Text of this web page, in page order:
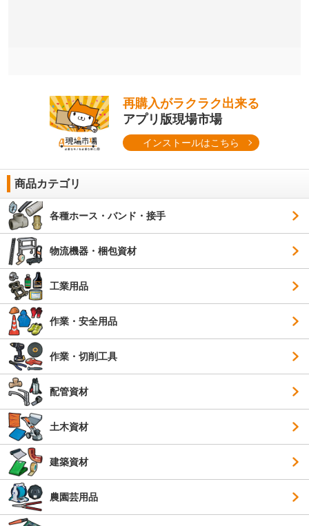
再購入がラクラク出来る
アプリ版現場市場
インストールはこちら
商品カテゴリ
各種ホース・バンド・接手
物流機器・梱包資材
工業用品
作業・安全用品
作業・切削工具
配管資材
土木資材
建築資材
農園芸用品